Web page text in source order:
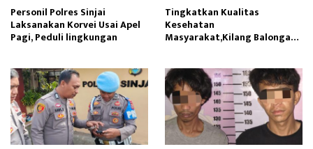
Personil Polres Sinjai
Laksanakan Korvei Usai Apel
Pagi, Peduli lingkungan
Tingkatkan Kualitas
Kesehatan
Masyarakat,Kilang Balongan